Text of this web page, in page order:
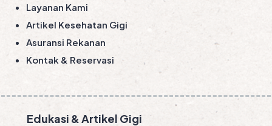
Layanan Kami
Artikel Kesehatan Gigi
Asuransi Rekanan
Kontak & Reservasi
Edukasi & Artikel Gigi